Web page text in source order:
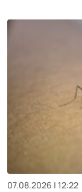
07.08.2026 | 12:22